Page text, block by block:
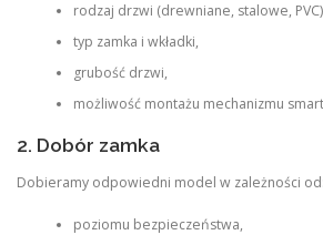
rodzaj drzwi (drewniane, stalowe,
typ zamka i wkładki,
grubość drzwi,
możliwość montażu mechanizmu
2. Dobór zamka
Dobieramy odpowiedni model w zależności od:
poziomu bezpieczeństwa,